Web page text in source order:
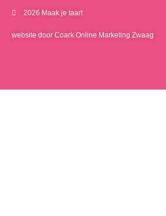
2026 Maak je taart
website door Coark Online Marketing Zwaag